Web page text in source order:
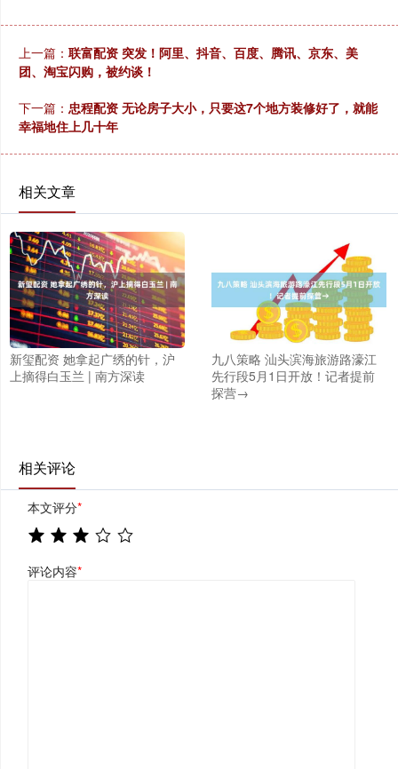
上一篇： 联富配资 突发！阿里、抖音、百度、腾讯、京东、美
团、淘宝闪购，被约谈！
下一篇： 忠程配资 无论房子大小，只要这7个地方装修好了，就能
幸福地住上几十年
相关文章
新玺配资 她拿起广绣的针，沪
上摘得白玉兰 | 南方深读
九八策略 汕头滨海旅游路濠江
先行段5月1日开放！记者提前
探营→
相关评论
本文评分*
评论内容*